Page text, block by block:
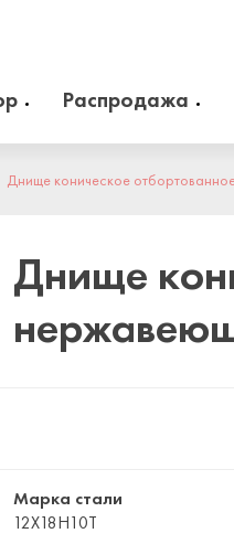
материалы
Распродажа
zakaz@arma-stal.ru
Днище коническое
Днище
Марка стали
12Х18Н10Т